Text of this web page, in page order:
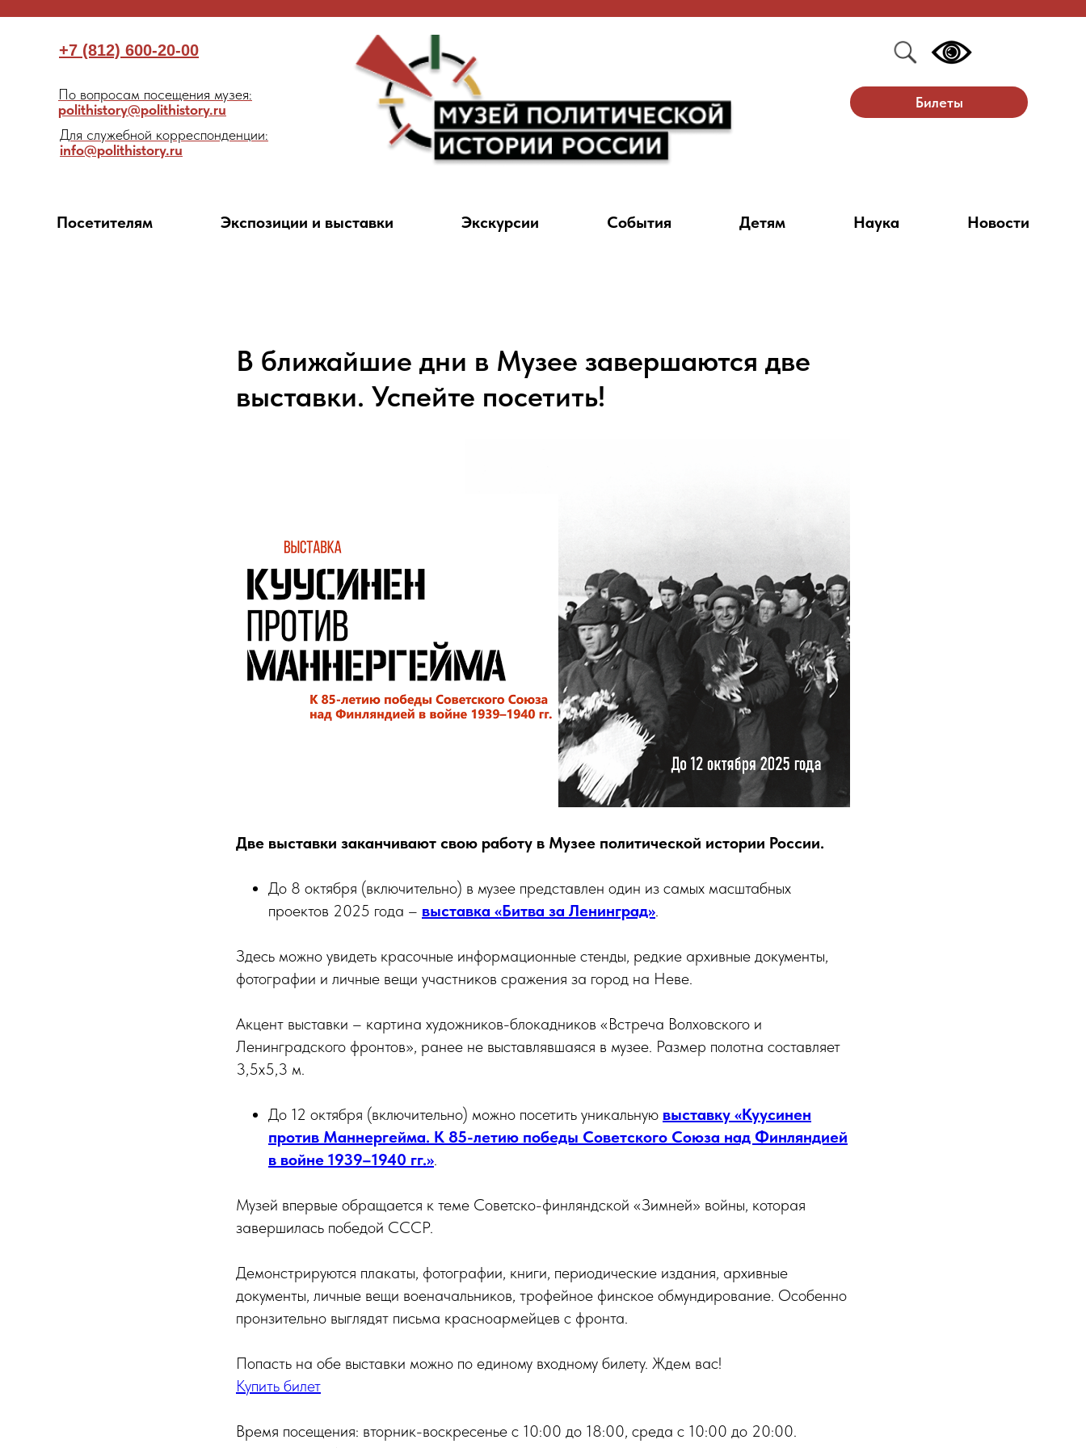
Билеты
+7 (812) 600-20-00
По вопросам посещения музея:
polithistory@polithistory.ru
Для служебной корреспонденции:
info@polithistory.ru
Посетителям Экспозиции и выставки Экскурсии События Детям Наука Новости
В ближайшие дни в Музее завершаются две
выставки. Успейте посетить!
Две выставки заканчивают свою работу в Музее политической истории России.
До 8 октября (включительно) в музее представлен один из самых масштабных
проектов 2025 года – выставка «Битва за Ленинград».
Здесь можно увидеть красочные информационные стенды, редкие архивные документы,
фотографии и личные вещи участников сражения за город на Неве.
Акцент выставки – картина художников-блокадников «Встреча Волховского и
Ленинградского фронтов», ранее не выставлявшаяся в музее. Размер полотна составляет
3,5х5,3 м.
До 12 октября (включительно) можно посетить уникальную выставку «Куусинен
против Маннергейма. К 85-летию победы Советского Союза над Финляндией
в войне 1939–1940 гг.».
Музей впервые обращается к теме Советско-финляндской «Зимней» войны, которая
завершилась победой СССР.
Демонстрируются плакаты, фотографии, книги, периодические издания, архивные
документы, личные вещи военачальников, трофейное финское обмундирование. Особенно
пронзительно выглядят письма красноармейцев с фронта.
Попасть на обе выставки можно по единому входному билету. Ждем вас!
Купить билет
Время посещения: вторник-воскресенье с 10:00 до 18:00, среда с 10:00 до 20:00.